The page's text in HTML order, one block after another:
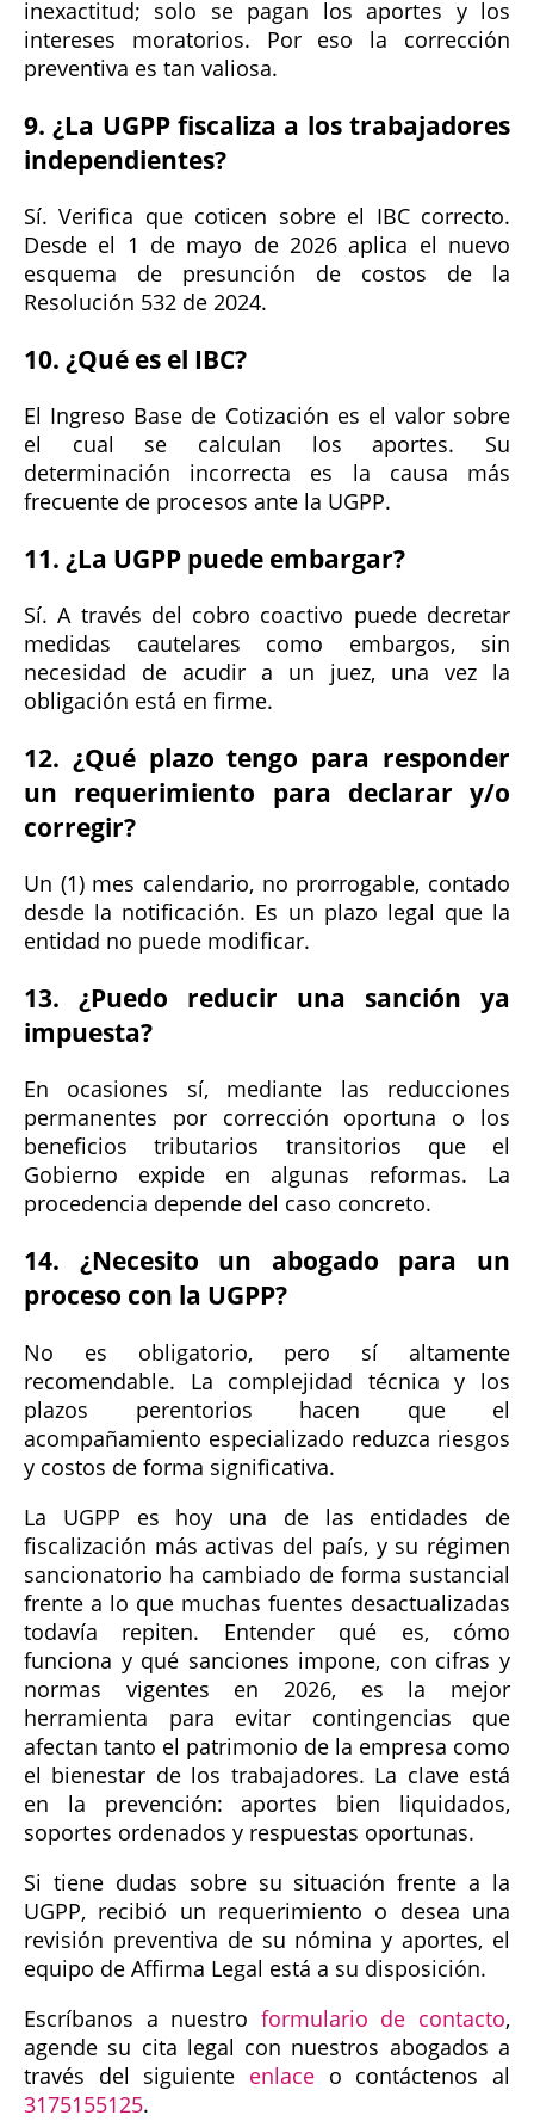
inexactitud; solo se pagan los aportes y los
intereses moratorios. Por eso la corrección
preventiva es tan valiosa.
9. ¿La UGPP fiscaliza a los trabajadores
independientes?
Sí. Verifica que coticen sobre el IBC correcto.
Desde el 1 de mayo de 2026 aplica el nuevo
esquema de presunción de costos de la
Resolución 532 de 2024.
10. ¿Qué es el IBC?
El Ingreso Base de Cotización es el valor sobre
el cual se calculan los aportes. Su
determinación incorrecta es la causa más
frecuente de procesos ante la UGPP.
11. ¿La UGPP puede embargar?
Sí. A través del cobro coactivo puede decretar
medidas cautelares como embargos, sin
necesidad de acudir a un juez, una vez la
obligación está en firme.
12. ¿Qué plazo tengo para responder
un requerimiento para declarar y/o
corregir?
Un (1) mes calendario, no prorrogable, contado
desde la notificación. Es un plazo legal que la
entidad no puede modificar.
13. ¿Puedo reducir una sanción ya
impuesta?
En ocasiones sí, mediante las reducciones
permanentes por corrección oportuna o los
beneficios tributarios transitorios que el
Gobierno expide en algunas reformas. La
procedencia depende del caso concreto.
14. ¿Necesito un abogado para un
proceso con la UGPP?
No es obligatorio, pero sí altamente
recomendable. La complejidad técnica y los
plazos perentorios hacen que el
acompañamiento especializado reduzca riesgos
y costos de forma significativa.
La UGPP es hoy una de las entidades de
fiscalización más activas del país, y su régimen
sancionatorio ha cambiado de forma sustancial
frente a lo que muchas fuentes desactualizadas
todavía repiten. Entender qué es, cómo
funciona y qué sanciones impone, con cifras y
normas vigentes en 2026, es la mejor
herramienta para evitar contingencias que
afectan tanto el patrimonio de la empresa como
el bienestar de los trabajadores. La clave está
en la prevención: aportes bien liquidados,
soportes ordenados y respuestas oportunas.
Si tiene dudas sobre su situación frente a la
UGPP, recibió un requerimiento o desea una
revisión preventiva de su nómina y aportes, el
equipo de Affirma Legal está a su disposición.
Escríbanos a nuestro formulario de contacto,
agende su cita legal con nuestros abogados a
través del siguiente enlace o contáctenos al
3175155125.